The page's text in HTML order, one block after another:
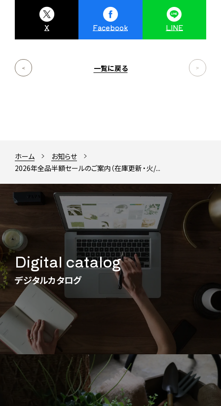
X Facebook LINE
一覧に戻る
ホーム
お知らせ
2026年全品半額セールのご案内（在庫更新・火/...
Digital catalog
デジタルカタログ